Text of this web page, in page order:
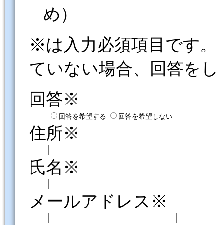
め）
※は入力必須項目です
ていない場合、回答を
回答※
回答を希望する 回答を希望しない
住所※
氏名※
メールアドレス※